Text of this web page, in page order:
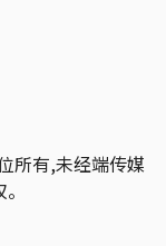
所有,未经端传媒